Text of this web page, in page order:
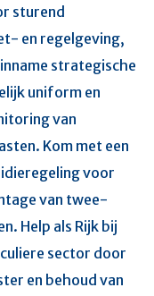
sturend
en regelgeving,
strategische
uniform en
van
Kom met een
voor
van twee-
Help als Rijk bij
sector door
en behoud van